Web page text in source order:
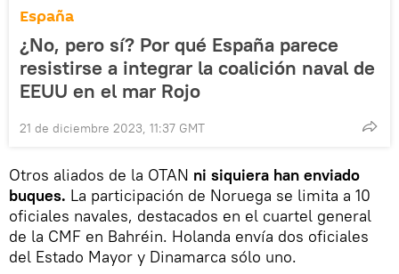
España
¿No, pero sí? Por qué España parece
resistirse a integrar la coalición naval de
EEUU en el mar Rojo
21 de diciembre 2023, 11:37 GMT
Otros aliados de la OTAN ni siquiera han enviado
buques. La participación de Noruega se limita a 10
oficiales navales, destacados en el cuartel general
de la CMF en Bahréin. Holanda envía dos oficiales
del Estado Mayor y Dinamarca sólo uno.